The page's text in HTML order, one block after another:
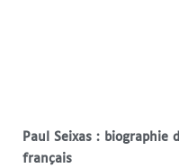
Paul Seixas : biographie
français